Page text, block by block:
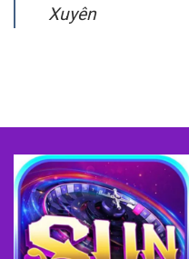
Xuyên